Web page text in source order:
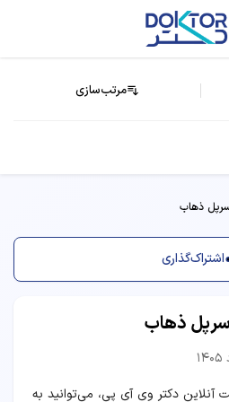
مرتب‌سازی
ذهاب
اشتراک‌گذاری
سرپل ذهاب
آنلاین دکتر وی آی پی، می‌توانید به